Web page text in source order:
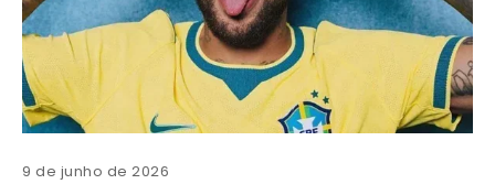
9 de junho de 2026